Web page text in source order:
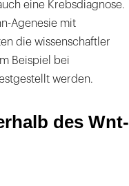
eine Krebsdiagnose.
Agenesie mit
die wissenschaftler
Beispiel bei
werden.
des Wnt-